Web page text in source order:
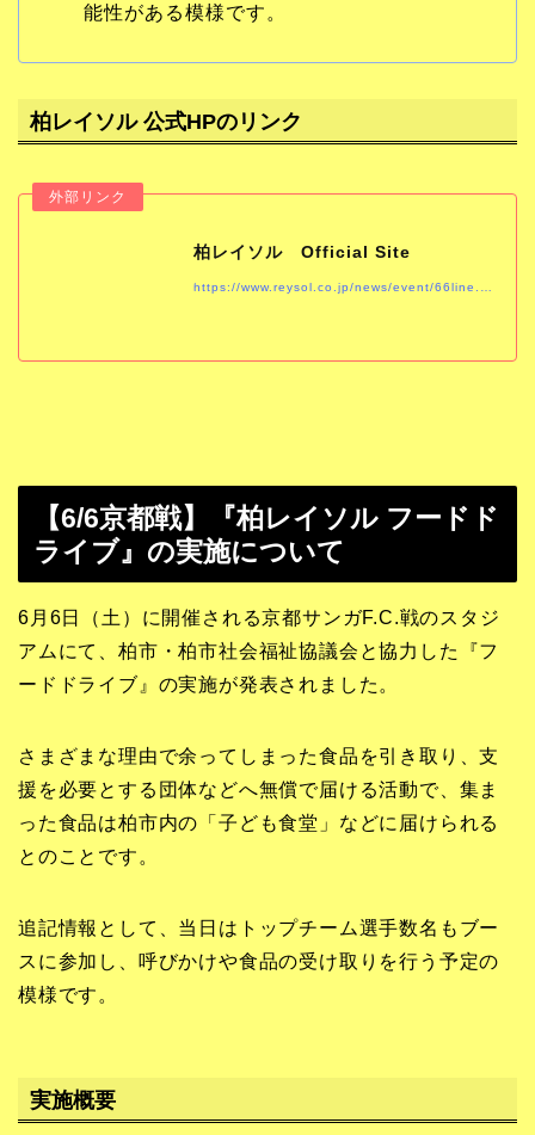
能性がある模様です。
柏レイソル 公式HPのリンク
柏レイソル Official Site
【6/6京都戦】『柏レイソル フードド
ライブ』の実施について
6月6日（土）に開催される京都サンガF.C.戦のスタジ
アムにて、柏市・柏市社会福祉協議会と協力した『フ
ードドライブ』の実施が発表されました。
さまざまな理由で余ってしまった食品を引き取り、支
援を必要とする団体などへ無償で届ける活動で、集ま
った食品は柏市内の「子ども食堂」などに届けられる
とのことです。
追記情報として、当日はトップチーム選手数名もブー
スに参加し、呼びかけや食品の受け取りを行う予定の
模様です。
実施概要